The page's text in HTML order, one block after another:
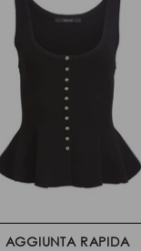
AGGIUNTA RAPIDA